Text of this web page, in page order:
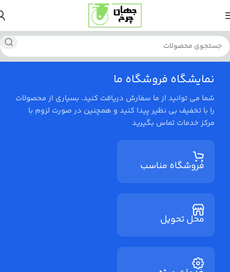
نمایشگاه فروشگاه ما
شما می توانید از ما سفارش دریافت کنید، بسیاری از محصولات
را با تخفیف بی نظیر پیدا کنید و همچنین در صورت لزوم با
مرکز خدمات تماس بگیرید
فروشگاه مناسب
محل تحویل